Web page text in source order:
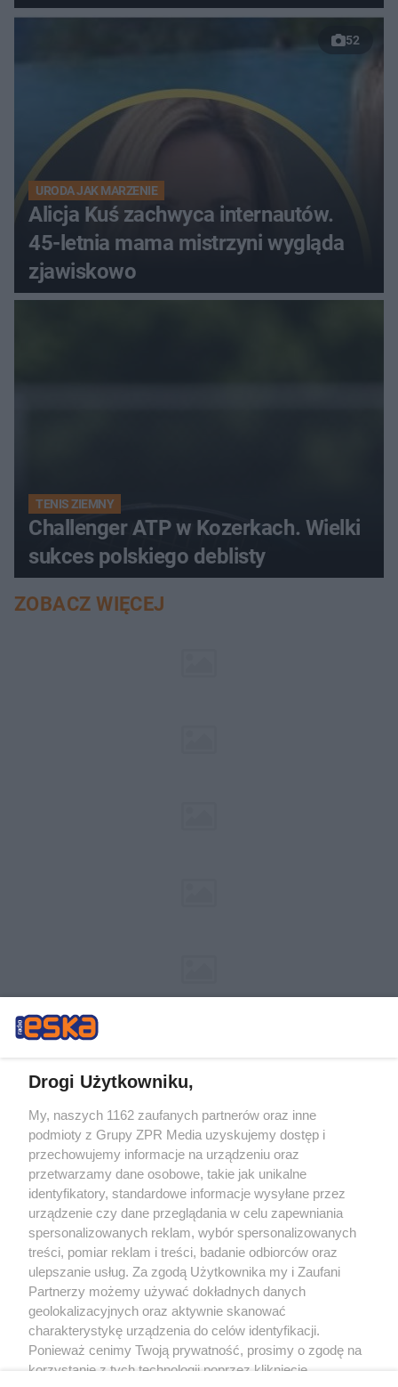
52
URODA JAK MARZENIE
Alicja Kuś zachwyca internautów.
45-letnia mama mistrzyni wygląda
zjawiskowo
TENIS ZIEMNY
Challenger ATP w Kozerkach. Wielki
sukces polskiego deblisty
ZOBACZ WIĘCEJ
Żaden utwór zamieszczony w serwisie nie może być powielany i
rozpowszechniany lub dalej rozpowszechniany w jakikolwiek sposób (w
tym także elektroniczny lub mechaniczny) na jakimkolwiek polu
eksploatacji w jakiejkolwiek formie, włącznie z umieszczaniem w Internecie
bez pisemnej zgody właściciela praw. Jakiekolwiek użycie lub
wykorzystanie utworów w całości lub w części z naruszeniem prawa, tzn.
bez właściwej zgody, jest zabronione pod groźbą kary i może być ścigane
prawnie.
O nas
Drogi Użytkowniku,
My, naszych 1162 zaufanych partnerów oraz inne
podmioty z Grupy ZPR Media uzyskujemy dostęp i
przechowujemy informacje na urządzeniu oraz
przetwarzamy dane osobowe, takie jak unikalne
identyfikatory, standardowe informacje wysyłane przez
urządzenie czy dane przeglądania w celu zapewniania
spersonalizowanych reklam, wybór spersonalizowanych
treści, pomiar reklam i treści, badanie odbiorców oraz
ulepszanie usług. Za zgodą Użytkownika my i Zaufani
Partnerzy możemy używać dokładnych danych
geolokalizacyjnych oraz aktywnie skanować
charakterystykę urządzenia do celów identyfikacji.
Ponieważ cenimy Twoją prywatność, prosimy o zgodę na
korzystanie z tych technologii poprzez kliknięcie